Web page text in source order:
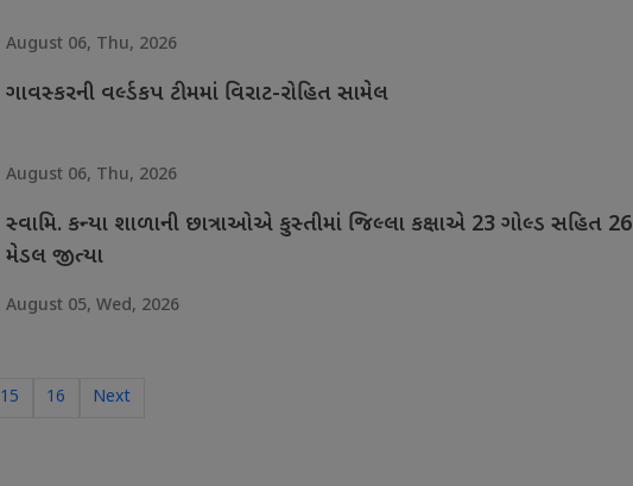
August 06, Thu, 2026
ગાવસ્કરની વર્લ્ડકપ ટીમમાં વિરાટ-રોહિત સામેલ
August 06, Thu, 2026
સ્વામિ. કન્યા શાળાની છાત્રાઓએ કુસ્તીમાં જિલ્લા કક્ષાએ 23 ગોલ્ડ સહિત 26
મેડલ જીત્યા
August 05, Wed, 2026
15 16 Next